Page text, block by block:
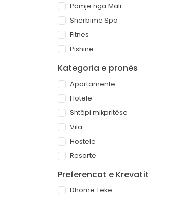
Pamje nga Mali
Shërbime Spa
Fitnes
Pishinë
Kategoria e pronës
Apartamente
Hotele
Shtëpi mikpritëse
Vila
Hostele
Resorte
Preferencat e Krevatit
Dhomë Teke